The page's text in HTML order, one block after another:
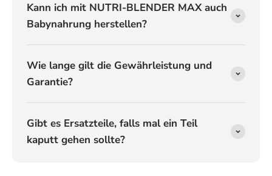
Kann ich mit NUTRI-BLENDER MAX auch
Babynahrung herstellen?
Wie lange gilt die Gewährleistung und
Garantie?
Gibt es Ersatzteile, falls mal ein Teil
kaputt gehen sollte?